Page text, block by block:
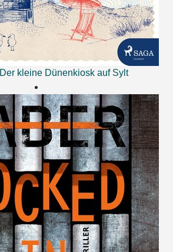
Der kleine Dünenkiosk auf Sylt